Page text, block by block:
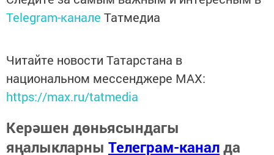
Telegram-канале Татмедиа
Читайте новости Татарстана в
национальном мессенджере MАХ:
https://max.ru/tatmedia
Керәшен дөньясындагы
яңалыкларны Телеграм-каналда